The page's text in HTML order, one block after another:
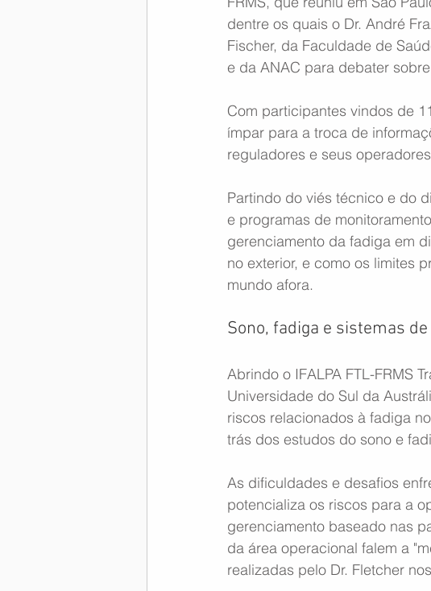
Memória Aeronáutica
dentre os quais o Dr. André
Fischer, da Faculdade de
e da ANAC para debater
Com participantes vindos de
ímpar para a troca de
reguladores e seus
Partindo do viés técnico e do
e programas de
gerenciamento da fadiga em
no exterior, e como os limites
mundo afora.
Sono, fadiga e sistemas
Abrindo o IFALPA FTL-FRMS
Universidade do Sul da
riscos relacionados à fadiga
trás dos estudos do sono e
As dificuldades e desafios
potencializa os riscos para a
gerenciamento baseado nas
da área operacional falem a
realizadas pelo Dr. Fletcher